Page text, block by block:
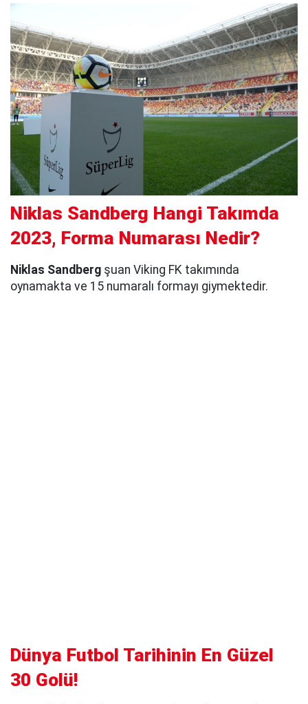
Niklas Sandberg Hangi Takımda
2023, Forma Numarası Nedir?
Niklas Sandberg şuan Viking FK takımında
oynamakta ve 15 numaralı formayı giymektedir.
Dünya Futbol Tarihinin En Güzel
30 Golü!